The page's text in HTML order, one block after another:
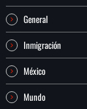
General
Inmigración
México
Mundo